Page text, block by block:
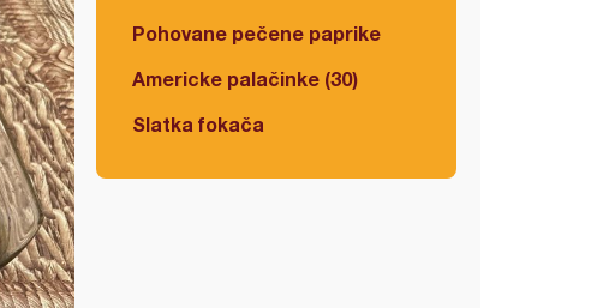
Pohovane pečene paprike
Americke palačinke (30)
Slatka fokača